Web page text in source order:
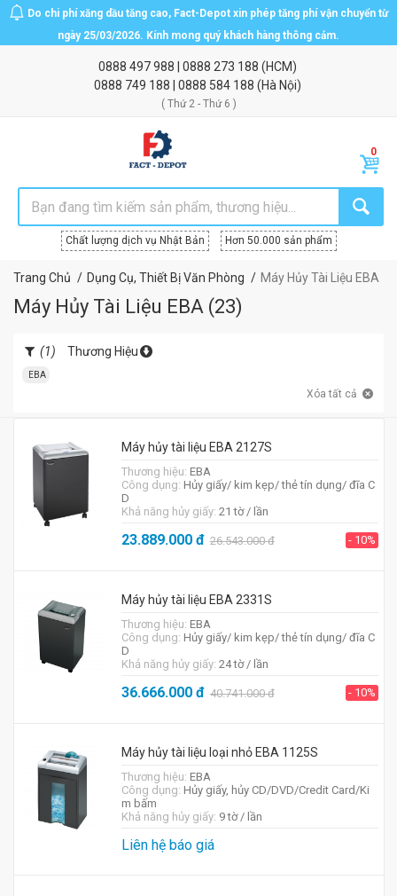
Do chi phí xăng dầu tăng cao, Fact-Depot xin phép tăng phí vận chuyển từ
ngày 25/03/2026. Kính mong quý khách hàng thông cảm.
0888 497 988 0888 273 188 (HCM)
0888 749 188
0888 584 188 (Hà Nội)
( Thứ 2 - Thứ 6 )
Chất lượng dịch vụ Nhật Bản Hơn 50.000 sản phẩm
Trang Chủ Dụng Cụ, Thiết Bị Văn Phòng Máy Hủy Tài Liệu EBA
Máy Hủy Tài Liệu EBA (23)
(1) Thương Hiệu
EBA
Xóa tất cả
Máy hủy tài liệu EBA 2127S
Thương hiệu: EBA
Công dụng: Hủy giấy/ kim kẹp/ thẻ tín dụng/ đĩa C
D
Khả năng hủy giấy: 21 tờ / lần
23.889.000đ 26.543.000đ - 10%
Máy hủy tài liệu EBA 2331S
Thương hiệu: EBA
Công dụng: Hủy giấy/ kim kẹp/ thẻ tín dụng/ đĩa C
D
Khả năng hủy giấy: 24 tờ / lần
36.666.000đ 40.741.000đ - 10%
Máy hủy tài liệu loại nhỏ EBA 1125S
Thương hiệu: EBA
Công dụng: Hủy giấy, hủy CD/DVD/Credit Card/Ki
m bấm
Khả năng hủy giấy: 9 tờ / lần
Liên hệ báo giá